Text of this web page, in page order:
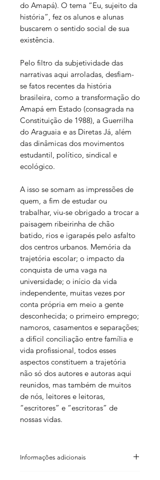
do Amapá). O tema “Eu, sujeito da
história”, fez os alunos e alunas
buscarem o sentido social de sua
existência.
Pelo filtro da subjetividade das
narrativas aqui arroladas, desfiam-
se fatos recentes da história
brasileira, como a transformação do
Amapá em Estado (consagrada na
Constituição de 1988), a Guerrilha
do Araguaia e as Diretas Já, além
das dinâmicas dos movimentos
estudantil, político, sindical e
ecológico.
A isso se somam as impressões de
quem, a fim de estudar ou
trabalhar, viu-se obrigado a trocar a
paisagem ribeirinha de chão
batido, rios e igarapés pelo asfalto
dos centros urbanos. Memória da
trajetória escolar; o impacto da
conquista de uma vaga na
universidade; o início da vida
independente, muitas vezes por
conta própria em meio a gente
desconhecida; o primeiro emprego;
namoros, casamentos e separações;
a difícil conciliação entre família e
vida profissional, todos esses
aspectos constituem a trajetória
não só dos autores e autoras aqui
reunidos, mas também de muitos
de nós, leitores e leitoras,
“escritores” e “escritoras” de
nossas vidas.
Informações adicionais